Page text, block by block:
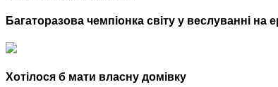
Багаторазова чемпіонка світу у веслуванні
Хотілося б мати власну домівку